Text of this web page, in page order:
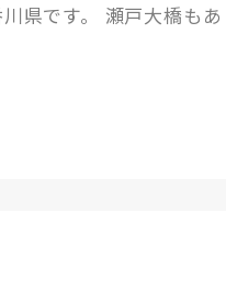
県です。 瀬戸大橋もあ